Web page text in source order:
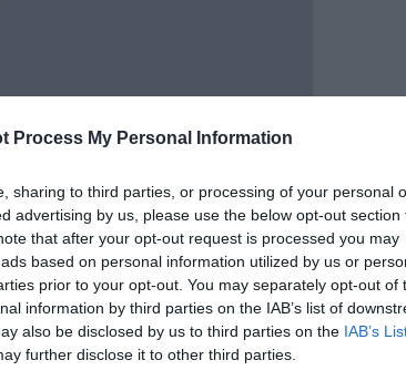
Process My Personal Information
sharing to third parties, or processing of your personal
advertising by us, please use the below opt-out section
that after your opt-out request is processed you may
based on personal information utilized by us or
prior to your opt-out. You may separately opt-out of
information by third parties on the IAB’s list of
also be disclosed by us to third parties on the IAB’s
further disclose it to other third parties.